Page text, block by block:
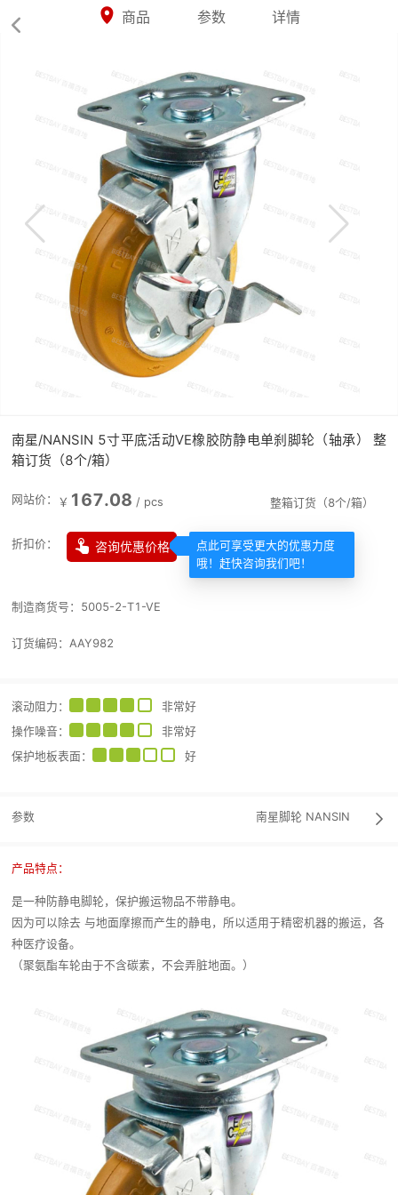

 商品 参数 详情
南星/NANSIN 5寸平底活动VE橡胶防静电单刹脚轮（轴承） 整
箱订货（8个/箱）
网站价： ￥ 167.08 / pcs
折扣价：  咨询优惠价格
点此可享受更大的优惠力度
哦！赶快咨询我们吧！
整箱订货（8个/箱）
制造商货号： 5005-2-T1-VE
订货编码： AAY982
滚动阻力 ：
非常好
操作噪音 ：
非常好
保护地板表面 ： 好
参数 南星脚轮 NANSIN 
产品特点：
是一种防静电脚轮，保护搬运物品不带静电。
因为可以除去 与地面摩擦而产生的静电，所以适用于精密机器的搬运，各
种医疗设备。
（聚氨酯车轮由于不含碳素，不会弄脏地面。）